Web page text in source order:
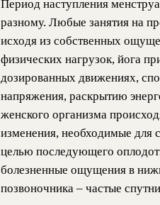
Период наступления
разному. Любые занятия на
исходя из собственных
физических нагрузок, йога
дозированных движениях,
напряжения, раскрытию
женского организма
изменения, необходимые для
целью последующего
болезненные ощущения в
позвоночника – частые